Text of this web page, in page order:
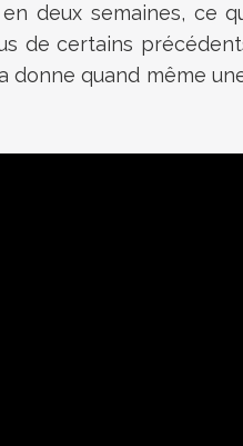
deux semaines, ce
de certains
donne quand même